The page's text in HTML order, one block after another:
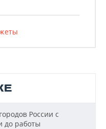
России с
до работы